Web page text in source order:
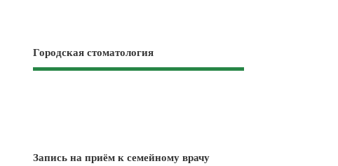
Городская стоматология
Запись на приём к семейному врачу